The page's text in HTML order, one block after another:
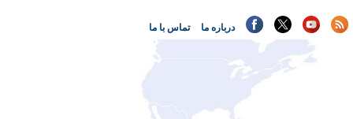
تماس با ما درباره ما